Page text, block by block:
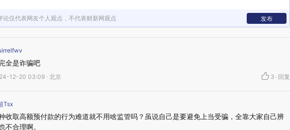
论仅代表网友个人观点，不代表财新网观点 发布
全是诈骗吧
12-20 03:09 · 北京 3 · 回复
Tsx
收取高额预付款的行为难道就不用啥监管吗？虽说自己是要避免上当受骗，全靠大家自己辨
不合理啊。